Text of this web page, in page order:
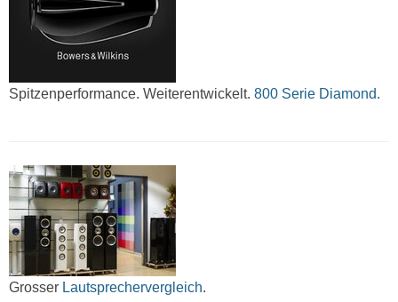
Spitzenperformance. Weiterentwickelt. 800 Serie Diamond.
Grosser Lautsprechervergleich.